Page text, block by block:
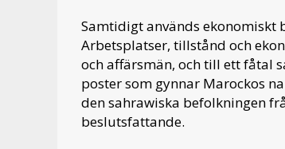
Samtidigt används ekonomiskt
Arbetsplatser, tillstånd och
och affärsmän, och till ett fåtal
poster som gynnar Marockos
den sahrawiska befolkningen
beslutsfattande.